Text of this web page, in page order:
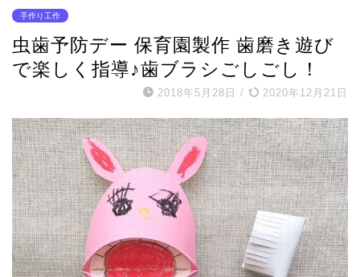
手作り工作
虫歯予防デー 保育園製作 歯磨き遊び
で楽しく指導♪歯ブラシごしごし！
2018年5月28日 / 2020年12月21日